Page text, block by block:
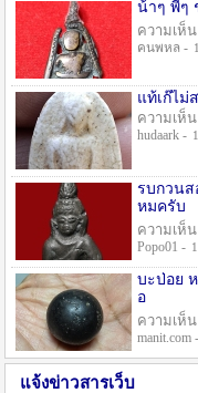
น้าๆ พี่ๆ
ความเห็น
คนพหล -
แท้เก๊ไม่
ความเห็น
hudaark -
รบกวนส
หมครับ
ความเห็น
Popo01 -
บะป่อย
อ
ความเห็น
manit.com -
แจ้งข่าวสารเว็บ